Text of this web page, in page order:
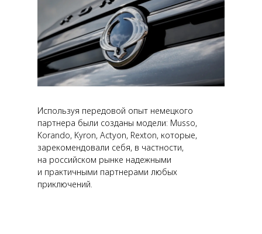
Используя передовой опыт немецкого
партнера были созданы модели: Musso,
Korando, Kyron, Actyon, Rexton, которые,
зарекомендовали себя, в частности,
на российском рынке надежными
и практичными партнерами любых
приключений.